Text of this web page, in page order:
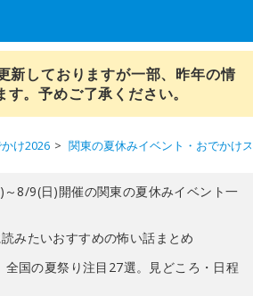
新しておりますが一部、昨年の情
す。予めご了承ください。
け2026 関東の夏休みイベント・おでかけ
8/9(日)開催の関東の夏休みイベント一
読みたいおすすめの怖い話まとめ
全国の夏祭り注目27選。見どころ・日程